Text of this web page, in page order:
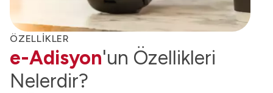
ÖZELLİKLER
e-Adisyon'un Özellikleri
Nelerdir?